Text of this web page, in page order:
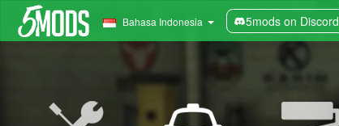
Bahasa Indonesia 5mods on Discord